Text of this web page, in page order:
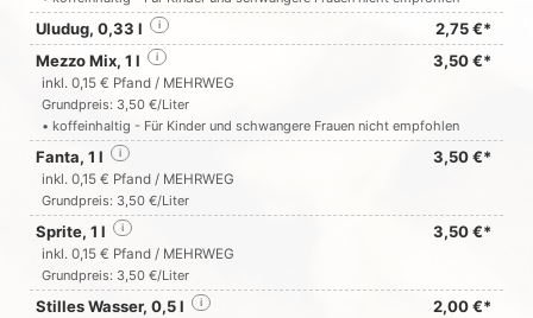
Uludug, 0,33 l 2,75 €*
i
Mezzo Mix, 1 l 3,50 €*
i
inkl. 0,15 € Pfand / MEHRWEG
Grundpreis: 3,50 €/Liter
• koffeinhaltig - Für Kinder und schwangere Frauen nicht empfohlen
Fanta, 1 l 3,50 €*
i
inkl. 0,15 € Pfand / MEHRWEG
Grundpreis: 3,50 €/Liter
Sprite, 1 l 3,50 €*
i
inkl. 0,15 € Pfand / MEHRWEG
Grundpreis: 3,50 €/Liter
Stilles Wasser, 0,5 l 2,00 €*
i